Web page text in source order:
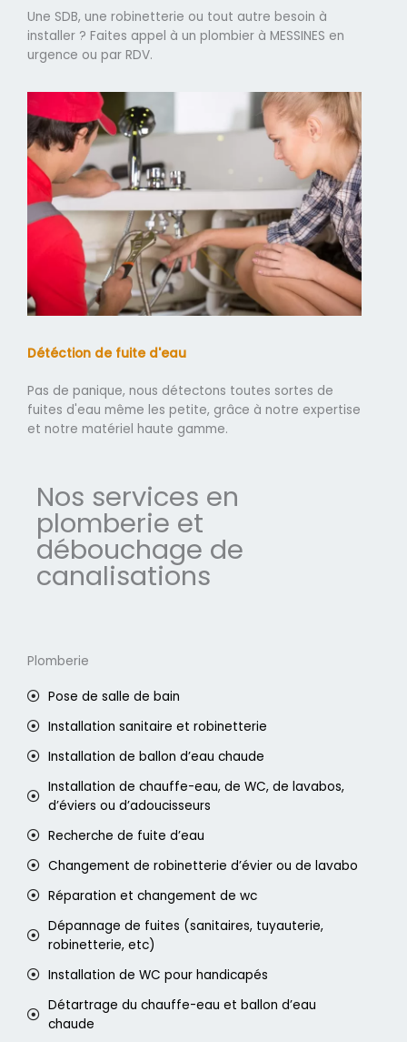
Une SDB, une robinetterie ou tout autre besoin à
installer ? Faites appel à un plombier à MESSINES en
urgence ou par RDV.
Détéction de fuite d'eau
Pas de panique, nous détectons toutes sortes de
fuites d'eau même les petite, grâce à notre expertise
et notre matériel haute gamme.
Nos services en
plomberie et
débouchage de
canalisations
Plomberie
Pose de salle de bain
Installation sanitaire et robinetterie
Installation de ballon d’eau chaude
Installation de chauffe-eau, de WC, de lavabos,
d’éviers ou d’adoucisseurs
Recherche de fuite d’eau
Changement de robinetterie d’évier ou de lavabo
Réparation et changement de wc
Dépannage de fuites (sanitaires, tuyauterie,
robinetterie, etc)
Installation de WC pour handicapés
Détartrage du chauffe-eau et ballon d’eau
chaude